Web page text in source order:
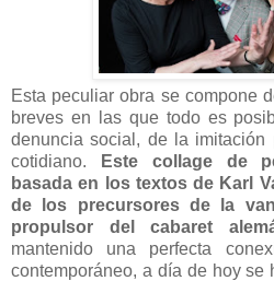
Esta peculiar obra se compone
breves en las que todo es
denuncia social, de la
cotidiano.
Este collage de
basada en los textos de Karl
de los precursores de la
propulsor del cabaret
mantenido una perfecta
contemporáneo, a día de hoy se